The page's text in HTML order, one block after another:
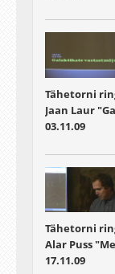
Tähetorni
Jaan Laur
03.11.09
Tähetorni
Alar Puss
17.11.09